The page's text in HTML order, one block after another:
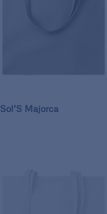
Sol’S Majorca